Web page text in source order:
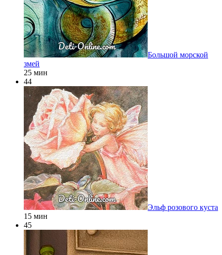
Большой морской
змей
25 мин
44
Эльф розового куста
15 мин
45